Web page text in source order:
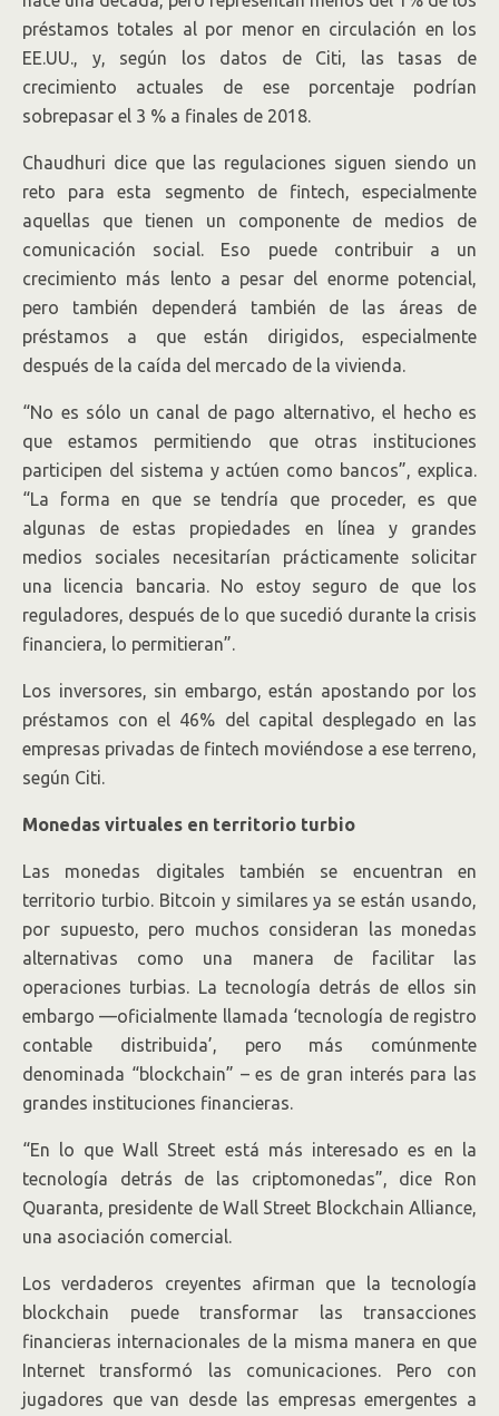
préstamos totales al por menor en circulación en los
EE.UU., y, según los datos de Citi, las tasas de
crecimiento actuales de ese porcentaje podrían
sobrepasar el 3 % a finales de 2018.
Chaudhuri dice que las regulaciones siguen siendo un
reto para esta segmento de fintech, especialmente
aquellas que tienen un componente de medios de
comunicación social. Eso puede contribuir a un
crecimiento más lento a pesar del enorme potencial,
pero también dependerá también de las áreas de
préstamos a que están dirigidos, especialmente
después de la caída del mercado de la vivienda.
“No es sólo un canal de pago alternativo, el hecho es
que estamos permitiendo que otras instituciones
participen del sistema y actúen como bancos”, explica.
“La forma en que se tendría que proceder, es que
algunas de estas propiedades en línea y grandes
medios sociales necesitarían prácticamente solicitar
una licencia bancaria. No estoy seguro de que los
reguladores, después de lo que sucedió durante la crisis
financiera, lo permitieran”.
Los inversores, sin embargo, están apostando por los
préstamos con el 46% del capital desplegado en las
empresas privadas de fintech moviéndose a ese terreno,
según Citi.
Monedas virtuales en territorio turbio
Las monedas digitales también se encuentran en
territorio turbio. Bitcoin y similares ya se están usando,
por supuesto, pero muchos consideran las monedas
alternativas como una manera de facilitar las
operaciones turbias. La tecnología detrás de ellos sin
embargo —oficialmente llamada ‘tecnología de registro
contable distribuida’, pero más comúnmente
denominada “blockchain” – es de gran interés para las
grandes instituciones financieras.
“En lo que Wall Street está más interesado es en la
tecnología detrás de las criptomonedas”, dice Ron
Quaranta, presidente de Wall Street Blockchain Alliance,
una asociación comercial.
Los verdaderos creyentes afirman que la tecnología
blockchain puede transformar las transacciones
financieras internacionales de la misma manera en que
Internet transformó las comunicaciones. Pero con
jugadores que van desde las empresas emergentes a